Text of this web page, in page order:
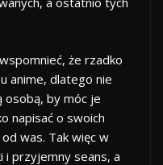
że rzadko
anime, dlatego nie
by móc je
napisać o swoich
was. Tak więc w
i przyjemny seans, a